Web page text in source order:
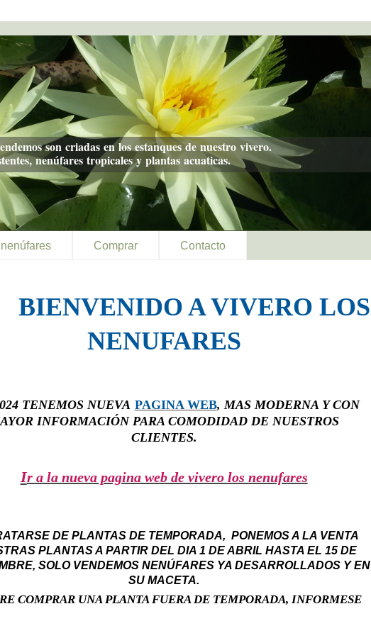
son criadas en los estanques de nuestro vivero.
nenúfares tropicales y plantas acuaticas.
Comprar Contacto
BIENVENIDO A VIVERO LOS
NENUFARES
TENEMOS NUEVA PAGINA WEB, MAS MODERNA Y CON
INFORMACIÓN PARA COMODIDAD DE NUESTROS
CLIENTES.
Ir a la nueva pagina web de vivero los nenufares
DE PLANTAS DE TEMPORADA, PONEMOS A LA VENTA
PLANTAS A PARTIR DEL DIA 1 DE ABRIL HASTA EL 15 DE
SOLO VENDEMOS NENÚFARES YA DESARROLLADOS Y EN
SU MACETA.
COMPRAR UNA PLANTA FUERA DE TEMPORADA, INFORMESE